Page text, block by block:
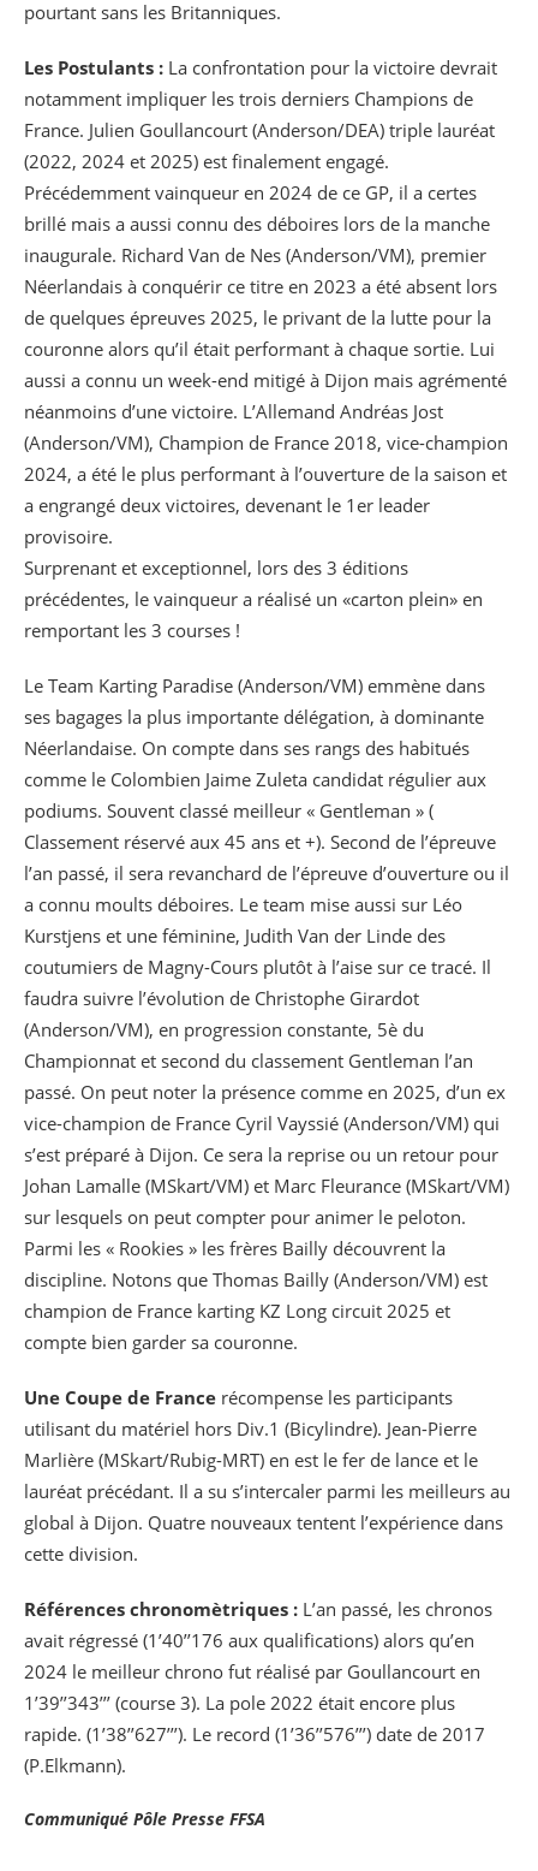
pourtant sans les Britanniques.
Les Postulants : La confrontation pour la victoire devrait
notamment impliquer les trois derniers Champions de
France. Julien Goullancourt (Anderson/DEA) triple lauréat
(2022, 2024 et 2025) est finalement engagé.
Précédemment vainqueur en 2024 de ce GP, il a certes
brillé mais a aussi connu des déboires lors de la manche
inaugurale. Richard Van de Nes (Anderson/VM), premier
Néerlandais à conquérir ce titre en 2023 a été absent lors
de quelques épreuves 2025, le privant de la lutte pour la
couronne alors qu’il était performant à chaque sortie. Lui
aussi a connu un week-end mitigé à Dijon mais agrémenté
néanmoins d’une victoire. L’Allemand Andréas Jost
(Anderson/VM), Champion de France 2018, vice-champion
2024, a été le plus performant à l’ouverture de la saison et
a engrangé deux victoires, devenant le 1er leader
provisoire.
Surprenant et exceptionnel, lors des 3 éditions
précédentes, le vainqueur a réalisé un «carton plein» en
remportant les 3 courses !
Le Team Karting Paradise (Anderson/VM) emmène dans
ses bagages la plus importante délégation, à dominante
Néerlandaise. On compte dans ses rangs des habitués
comme le Colombien Jaime Zuleta candidat régulier aux
podiums. Souvent classé meilleur « Gentleman » (
Classement réservé aux 45 ans et +). Second de l’épreuve
l’an passé, il sera revanchard de l’épreuve d’ouverture ou il
a connu moults déboires. Le team mise aussi sur Léo
Kurstjens et une féminine, Judith Van der Linde des
coutumiers de Magny-Cours plutôt à l’aise sur ce tracé. Il
faudra suivre l’évolution de Christophe Girardot
(Anderson/VM), en progression constante, 5è du
Championnat et second du classement Gentleman l’an
passé. On peut noter la présence comme en 2025, d’un ex
vice-champion de France Cyril Vayssié (Anderson/VM) qui
s’est préparé à Dijon. Ce sera la reprise ou un retour pour
Johan Lamalle (MSkart/VM) et Marc Fleurance (MSkart/VM)
sur lesquels on peut compter pour animer le peloton.
Parmi les « Rookies » les frères Bailly découvrent la
discipline. Notons que Thomas Bailly (Anderson/VM) est
champion de France karting KZ Long circuit 2025 et
compte bien garder sa couronne.
Une Coupe de France récompense les participants
utilisant du matériel hors Div.1 (Bicylindre). Jean-Pierre
Marlière (MSkart/Rubig-MRT) en est le fer de lance et le
lauréat précédant. Il a su s’intercaler parmi les meilleurs au
global à Dijon. Quatre nouveaux tentent l’expérience dans
cette division.
Références chronomètriques : L’an passé, les chronos
avait régressé (1’40’’176 aux qualifications) alors qu’en
2024 le meilleur chrono fut réalisé par Goullancourt en
1’39’’343’’’ (course 3). La pole 2022 était encore plus
rapide. (1’38’’627’’’). Le record (1’36’’576’’’) date de 2017
(P.Elkmann).
Communiqué Pôle Presse FFSA